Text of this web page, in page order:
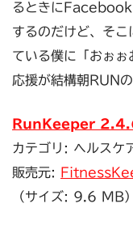
るときにFacebook
するのだけど、そこ
ている僕に「おぉ
応援が結構朝RUN
RunKeeper
カテゴリ: ヘルスケ
販売元:
（サイズ: 9.6 MB）